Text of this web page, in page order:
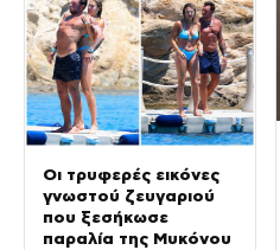
Οι τρυφερές εικόνες
γνωστού ζευγαριού
που ξεσήκωσε
παραλία της Μυκόνου